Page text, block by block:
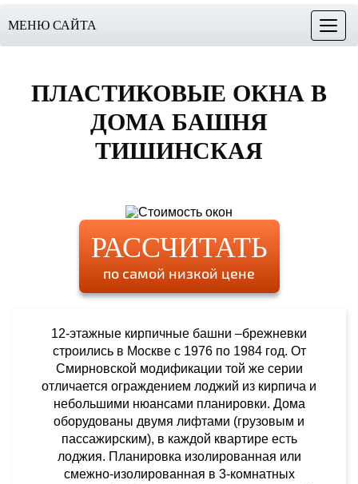
Меню
МЕНЮ САЙТА
ПЛАСТИКОВЫЕ ОКНА В
ДОМА БАШНЯ
ТИШИНСКАЯ
РАССЧИТАТЬ
по самой низкой цене
12-этажные кирпичные башни –брежневки
строились в Москве с 1976 по 1984 год. От
Смирновской модификации той же серии
отличается ограждением лоджий из кирпича и
небольшими нюансами планировки. Дома
оборудованы двумя лифтами (грузовым и
пассажирским), в каждой квартире есть
лоджия. Планировка изолированная или
смежно-изолированная в 3-комнатных